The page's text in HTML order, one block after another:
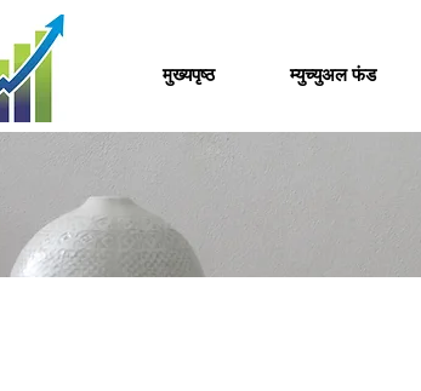
मुख्यपृष्ठ म्युच्युअल फंड